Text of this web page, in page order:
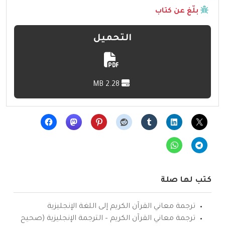
بلّغ عن كتاب
التحميل
كتب لها صلة
ترجمة معاني القرآن الكريم إلى اللغة الإنجليزية
ترجمة معاني القرآن الكريم – الترجمة الإنجليزية (صحيح